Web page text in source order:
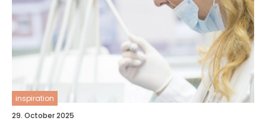
inspiration
29. October 2025